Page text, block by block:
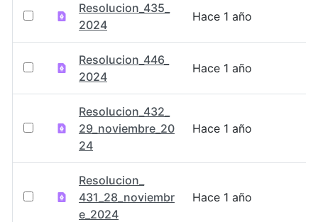
Resolucion_435_
2024
Hace 1 año
Resolucion_446_
2024
Hace 1 año
Resolucion_432_
29_noviembre_20
24
Hace 1 año
Resolucion_
431_28_noviembr
e_2024
Hace 1 año